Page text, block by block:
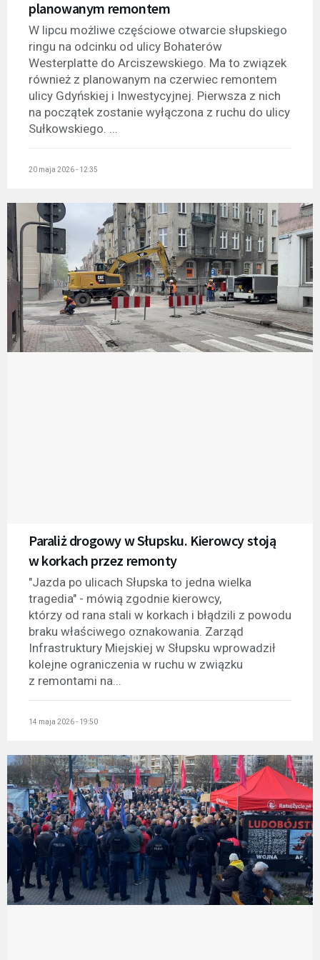
planowanym remontem
W lipcu możliwe częściowe otwarcie słupskiego
ringu na odcinku od ulicy Bohaterów
Westerplatte do Arciszewskiego. Ma to związek
również z planowanym na czerwiec remontem
ulicy Gdyńskiej i Inwestycyjnej. Pierwsza z nich
na początek zostanie wyłączona z ruchu do ulicy
Sułkowskiego. ...
20 maja 2026 - 12:35
Paraliż drogowy w Słupsku. Kierowcy stoją
w korkach przez remonty
"Jazda po ulicach Słupska to jedna wielka
tragedia" - mówią zgodnie kierowcy,
którzy od rana stali w korkach i błądzili z powodu
braku właściwego oznakowania. Zarząd
Infrastruktury Miejskiej w Słupsku wprowadził
kolejne ograniczenia w ruchu w związku
z remontami na...
14 maja 2026 - 19:50